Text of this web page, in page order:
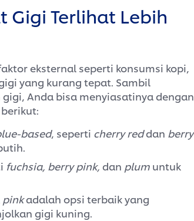
Gigi Terlihat Lebih
eksternal seperti konsumsi kopi,
yang kurang tepat. Sambil
Anda bisa menyiasatinya dengan
based, seperti cherry reddan berry
fuchsia, berry pink, dan plum untuk
pinkadalah opsi terbaik yang
gigi kuning.